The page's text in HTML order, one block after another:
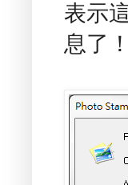
表示
息了！